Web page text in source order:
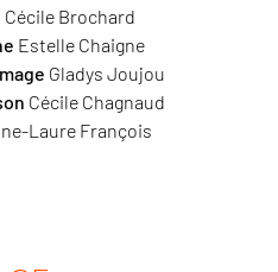
Cécile Brochard
Estelle Chaigne
Gladys Joujou
Cécile Chagnaud
Laure François